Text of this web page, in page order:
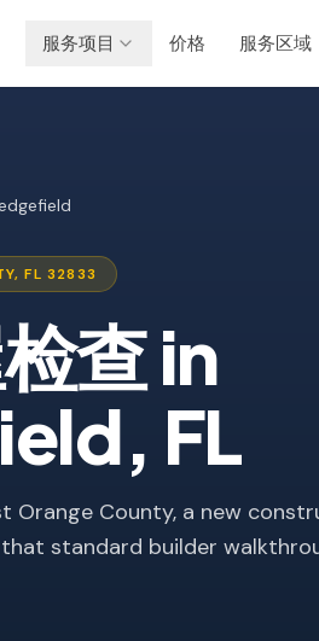
服务项目 价格 服务区域
FL 32833
查in
, FL
Orange County, a new
standard builder